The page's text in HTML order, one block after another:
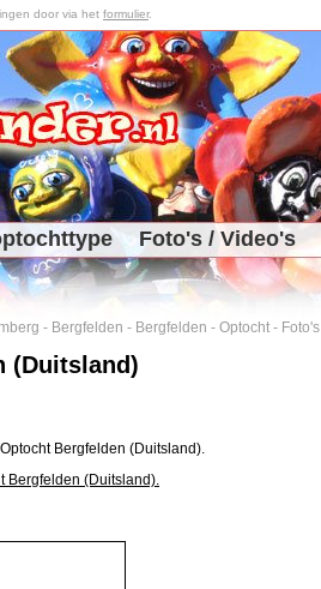
door via het formulier.
Foto's / Video's
- Bergfelden - Bergfelden - Optocht - Foto's
(Duitsland)
Bergfelden (Duitsland).
Bergfelden (Duitsland).